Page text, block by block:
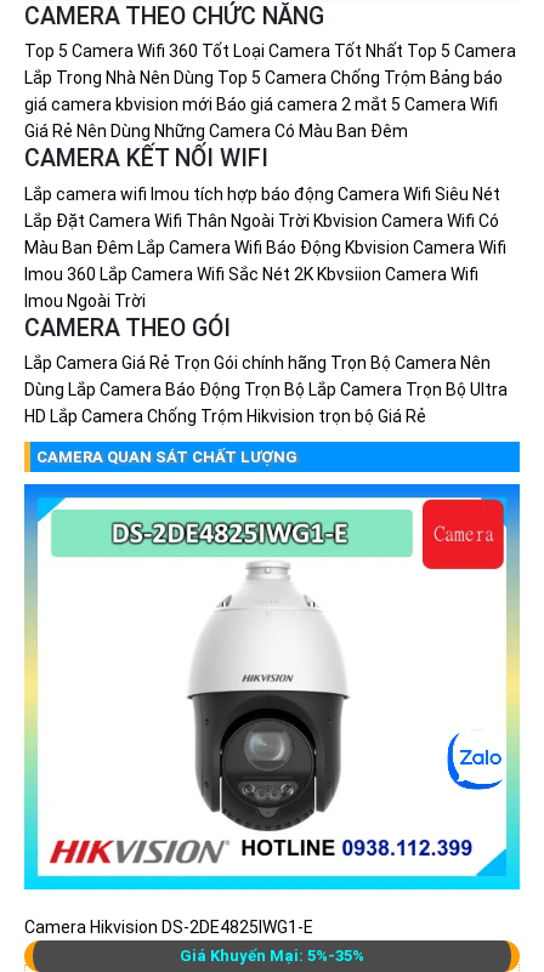
CAMERA THEO CHỨC NĂNG
Top 5 Camera Wifi 360 Tốt Loại Camera Tốt Nhất Top 5 Camera
Lắp Trong Nhà Nên Dùng Top 5 Camera Chống Trộm Bảng báo
giá camera kbvision mới Báo giá camera 2 mắt 5 Camera Wifi
Giá Rẻ Nên Dùng Những Camera Có Màu Ban Đêm
CAMERA KẾT NỐI WIFI
Lắp camera wifi Imou tích hợp báo động Camera Wifi Siêu Nét
Lắp Đặt Camera Wifi Thân Ngoài Trời Kbvision Camera Wifi Có
Màu Ban Đêm Lắp Camera Wifi Báo Động Kbvision Camera Wifi
Imou 360 Lắp Camera Wifi Sắc Nét 2K Kbvsiion Camera Wifi
Imou Ngoài Trời
CAMERA THEO GÓI
Lắp Camera Giá Rẻ Trọn Gói chính hãng Trọn Bộ Camera Nên
Dùng Lắp Camera Báo Động Trọn Bộ Lắp Camera Trọn Bộ Ultra
HD Lắp Camera Chống Trộm Hikvision trọn bộ Giá Rẻ
CAMERA QUAN SÁT CHẤT LƯỢNG
Camera Hikvision DS-2DE4825IWG1-E
Giá Khuyến Mại: 5%-35%